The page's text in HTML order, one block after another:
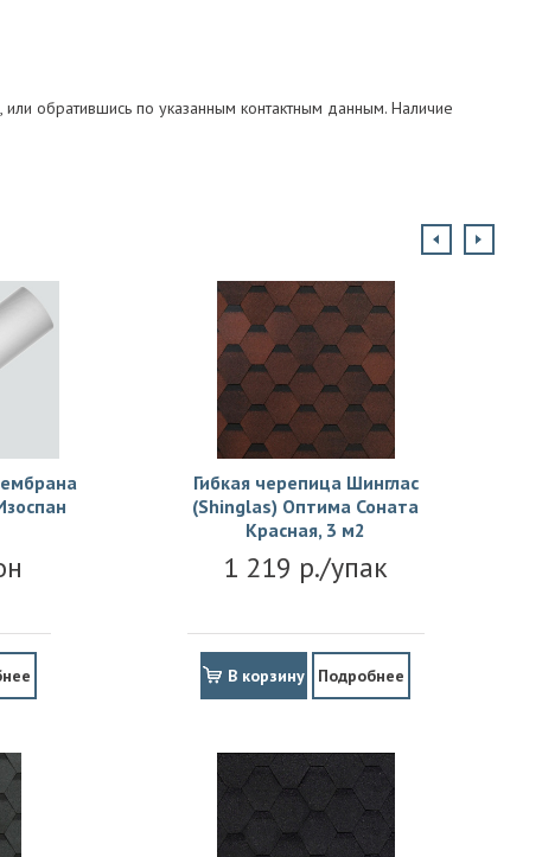
обратившись по указанным контактным данным. Наличие
Гибкая черепица Шинглас
(Shinglas) Оптима Соната
Красная, 3 м2
1 219 р./упак
В корзину Подробнее